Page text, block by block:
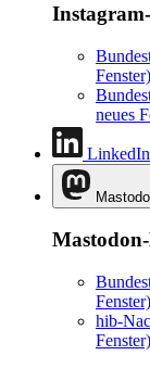
Fenster)
neues
LinkedIn
Fenster)
hib-
Fenster)